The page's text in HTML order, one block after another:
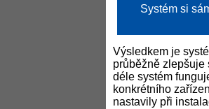
Systém si
Výsledkem je
průběžně zlepšuje
déle systém
konkrétního
nastavily při